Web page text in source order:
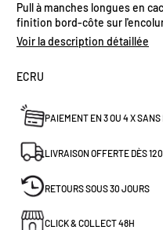
Pull à manches longues en
finition bord-côte sur
Un incontournable de votre
185gr/m². Existe en
Voir la description détaillée
ECRU
PAIEMENT EN 3 OU 4 X SANS
LIVRAISON OFFERTE DÈS
RETOURS SOUS 30 JOURS
CLICK & COLLECT 48H